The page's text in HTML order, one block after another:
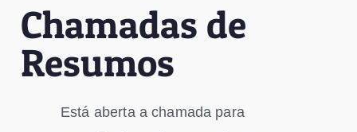
Chamadas de
Resumos
Está aberta a chamada para